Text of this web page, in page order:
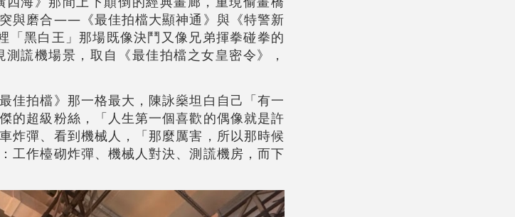
與磨合——《最佳拍檔大顯神通》與《特警新
「黑白王」那場既像決鬥又像兄弟揮拳碰拳的
謊機場景，取自《最佳拍檔之女皇密令》，
佳拍檔》那一格最大，陳詠燊坦白自己「有一
的超級粉絲，「人生第一個喜歡的偶像就是許
炸彈、看到機械人，「那麼厲害，所以那時候
工作檯砌炸彈、機械人對決、測謊機房，而下